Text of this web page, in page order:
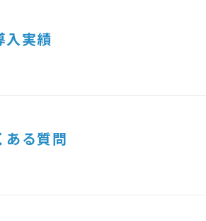
入実績
ある質問